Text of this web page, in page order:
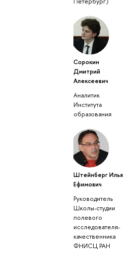
Сорокин
Дмитрий
Алексеевич
Аналитик
Института
образования
Штейнберг Илья
Ефимович
Руководитель
Школы-студии
полевого
исследователя-
качественника
ФНИСЦ РАН